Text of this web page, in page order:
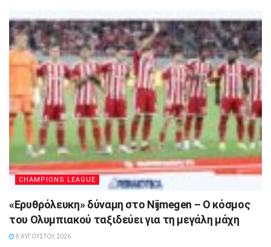
CHAMPIONS LEAGUE
«Ερυθρόλευκη» δύναμη στο Nijmegen – Ο κόσμος
του Ολυμπιακού ταξιδεύει για τη μεγάλη μάχη
8 ΑΥΓΟΎΣΤΟΥ, 2026